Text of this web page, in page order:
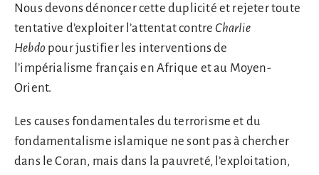
Nous devons dénoncer cette duplicité et rejeter toute
tentative d’exploiter l’attentat contre Charlie
Hebdo pour justifier les interventions de
l’impérialisme français en Afrique et au Moyen-
Orient.
Les causes fondamentales du terrorisme et du
fondamentalisme islamique ne sont pas à chercher
dans le Coran, mais dans la pauvreté, l’exploitation,